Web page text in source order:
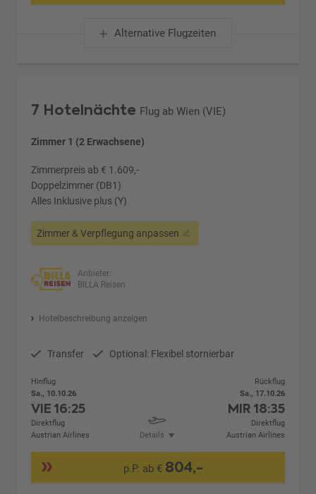
Alternative Flugzeiten
7 Hotelnächte Flug ab Wien (VIE)
Zimmer 1 (2 Erwachsene)
Zimmerpreis ab € 1.609,-
Doppelzimmer (DB1)
Alles Inklusive plus (Y)
Zimmer & Verpflegung anpassen
Anbieter:
BILLA Reisen
Hotelbeschreibung anzeigen
Transfer Optional: Flexibel stornierbar
Hinflug
Sa., 10.10.26
VIE16:25
Direktflug
Austrian Airlines
Details
Rückflug
Sa., 17.10.26
MIR 18:35
Direktflug
Austrian Airlines
p.P. ab € 804,-